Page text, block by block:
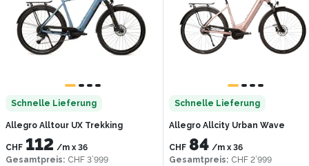
Schnelle Lieferung
Allegro Alltour UX Trekking
CHF 112 /m x 36
Gesamtpreis: CHF 3’999
Schnelle Lieferung
Allegro Allcity Urban Wave
CHF 84 /mx 36
Gesamtpreis: CHF 2’999